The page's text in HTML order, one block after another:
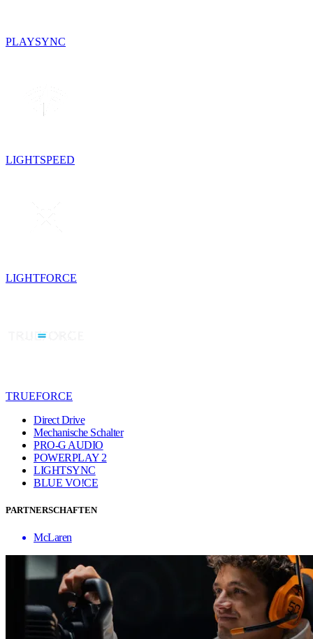
PLAYSYNC
LIGHTSPEED
LIGHTFORCE
TRUEFORCE
Direct Drive
Mechanische Schalter
PRO-G AUDIO
POWERPLAY 2
LIGHTSYNC
BLUE VO!CE
PARTNERSCHAFTEN
McLaren